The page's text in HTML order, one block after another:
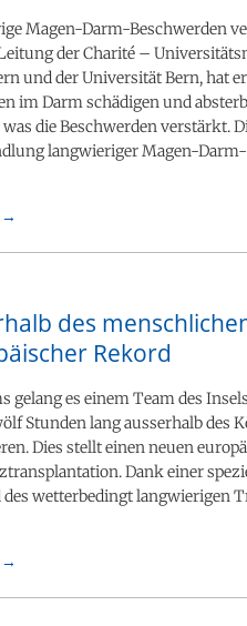
Magen-Darm-Beschwerden
der Charité –
und der Universität Bern, hat
im Darm schädigen und
die Beschwerden verstärkt.
langwieriger Magen-Darm-
→
des
Rekord
es einem Team des
Stunden lang ausserhalb des
Dies stellt einen neuen
Dank einer
wetterbedingt langwierigen
→